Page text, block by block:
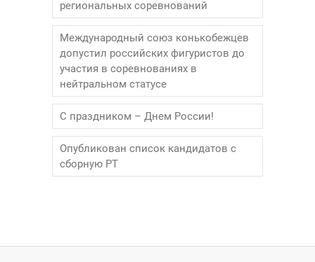
региональных соревнований
Международный союз конькобежцев
допустил российских фигуристов до
участия в соревнованиях в
нейтральном статусе
С праздником – Днем России!
Опубликован список кандидатов с
сборную РТ